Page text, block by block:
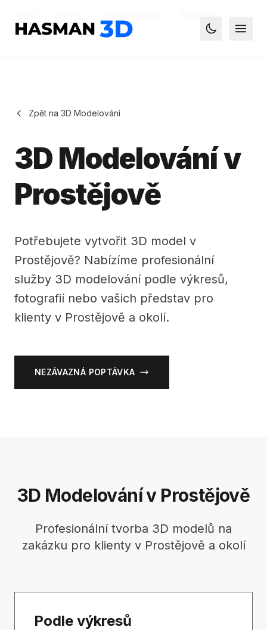
Hasman3D - 3D tisk
Zpět na 3D Modelování
3D Modelování v
Prostějově
Potřebujete vytvořit 3D model v
Prostějově? Nabízíme profesionální
služby 3D modelování podle výkresů,
fotografií nebo vašich představ pro
klienty v Prostějově a okolí.
NEZÁVAZNÁ POPTÁVKA
3D Modelování v Prostějově
Profesionální tvorba 3D modelů na
zakázku pro klienty v Prostějově a okolí
Podle výkresů